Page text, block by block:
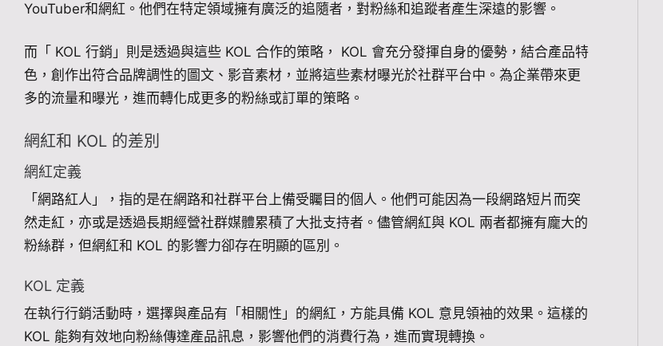
YouTuber和網紅。他們在特定領域擁有廣泛的追隨者，對粉絲和追蹤者產生深遠的影響。
而「 KOL 行銷」則是透過與這些 KOL 合作的策略， KOL 會充分發揮自身的優勢，結合產品特
色，創作出符合品牌調性的圖文、影音素材，並將這些素材曝光於社群平台中。為企業帶來更
多的流量和曝光，進而轉化成更多的粉絲或訂單的策略。
網紅和 KOL 的差別
網紅定義
「網路紅人」，指的是在網路和社群平台上備受矚目的個人。他們可能因為一段網路短片而突
然走紅，亦或是透過長期經營社群媒體累積了大批支持者。儘管網紅與 KOL 兩者都擁有龐大的
粉絲群，但網紅和 KOL 的影響力卻存在明顯的區別。
KOL 定義
在執行行銷活動時，選擇與產品有「相關性」的網紅，方能具備 KOL 意見領袖的效果。這樣的
KOL 能夠有效地向粉絲傳達產品訊息，影響他們的消費行為，進而實現轉換。